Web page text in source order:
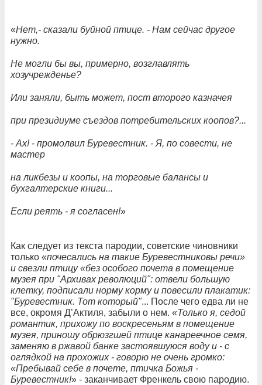
«Нет,- сказали буйной птице. - Нам сейчас другое
нужно.
Не могли бы вы, примерно, возглавлять
хозучрежденье?
Или заняли, быть может, пост второго казначея
при президиуме съездов потребительских коопов?...
- Ах! - промолвил Буревестник. - Я, по совести, не
мастер
на ликбезы и коопы, на торговые балансы и
бухгалтерские книги...
Если реять - я согласен!»
Как следует из текста пародии, советские чиновники
только «почесались на такие Буревестниковы речи»
и свезли птицу «без особого почета в помещение
музея при "Архивах революций": отвели большую
клетку, подписали норму корму и повесили плакатик:
"Буревестник. Тот который"... После чего едва ли не
все, окромя Д’Актиля, забыли о нем. «Только я, седой
романтик, прихожу по воскресеньям в помещение
музея, приношу обрюзгшей птице канареечное семя,
заменяю в ржавой банке застоявшуюся воду и - с
оглядкой на прохожих - говорю не очень громко:
«Пребывай себе в почете, птичка Божья -
Буревестник!» - заканчивает Френкель свою пародию.